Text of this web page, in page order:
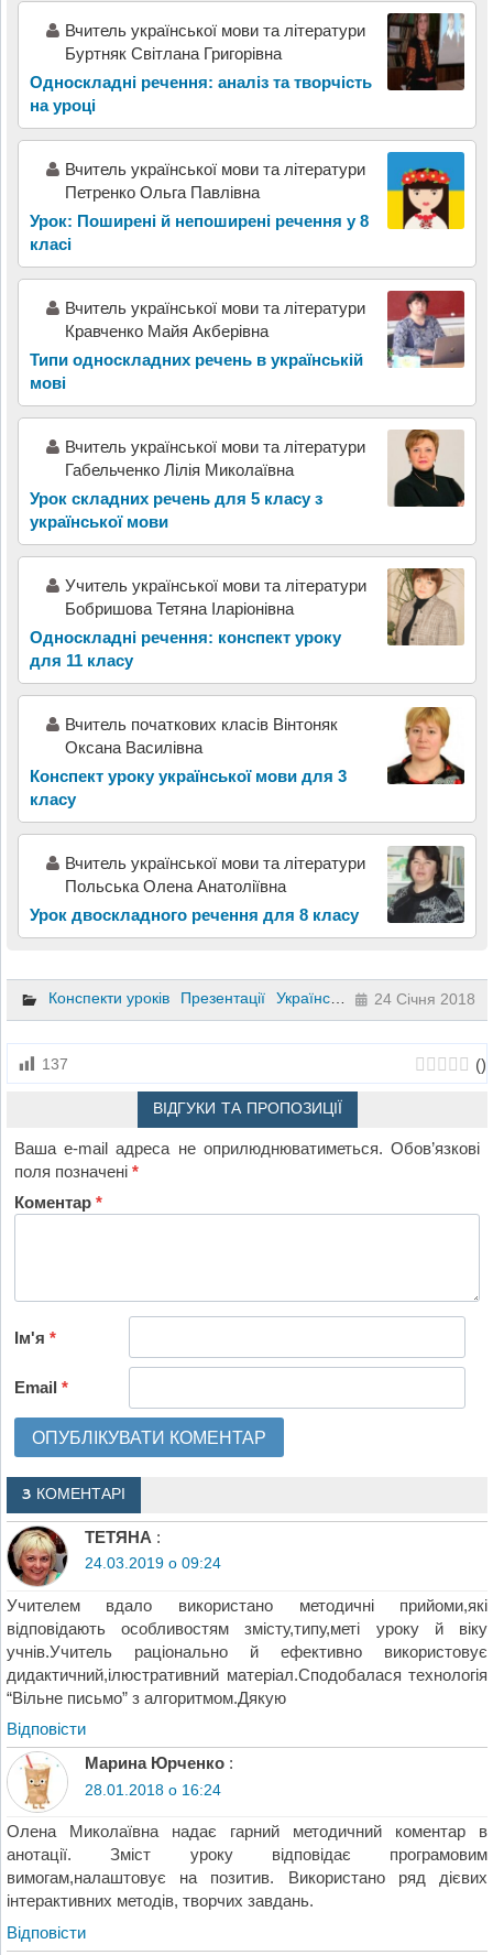
Вчитель української мови та літератури
Буртняк Світлана Григорівна
Односкладні речення: аналіз та творчість
на уроці
Вчитель української мови та літератури
Петренко Ольга Павлівна
Урок: Поширені й непоширені речення у 8
класі
Вчитель української мови та літератури
Кравченко Майя Акберівна
Типи односкладних речень в українській
мові
Вчитель української мови та літератури
Габельченко Лілія Миколаївна
Урок складних речень для 5 класу з
української мови
Учитель української мови та літератури
Бобришова Тетяна Іларіонівна
Односкладні речення: конспект уроку
для 11 класу
Вчитель початкових класів Вінтоняк
Оксана Василівна
Конспект уроку української мови для 3
класу
Вчитель української мови та літератури
Польська Олена Анатоліївна
Урок двоскладного речення для 8 класу
Конспекти уроків Презентації Українська мова 8 клас
24 Січня 2018
137 ()
ВІДГУКИ ТА ПРОПОЗИЦІЇ
Ваша e-mail адреса не оприлюднюватиметься. Обов’язкові
поля позначені*
Коментар*
Ім'я*
Email*
3 КОМЕНТАРІ
ТЕТЯНА :
24.03.2019 о 09:24
Учителем вдало використано методичні прийоми,які
відповідають особливостям змісту,типу,меті уроку й віку
учнів.Учитель раціонально й ефективно використовує
дидактичний,ілюстративний матеріал.Сподобалася технологія
“Вільне письмо” з алгоритмом.Дякую
Відповіcти
Марина Юрченко :
28.01.2018 о 16:24
Олена Миколаївна надає гарний методичний коментар в
анотації. Зміст уроку відповідає програмовим
вимогам,налаштовує на позитив. Використано ряд дієвих
інтерактивних методів, творчих завдань.
Відповіcти